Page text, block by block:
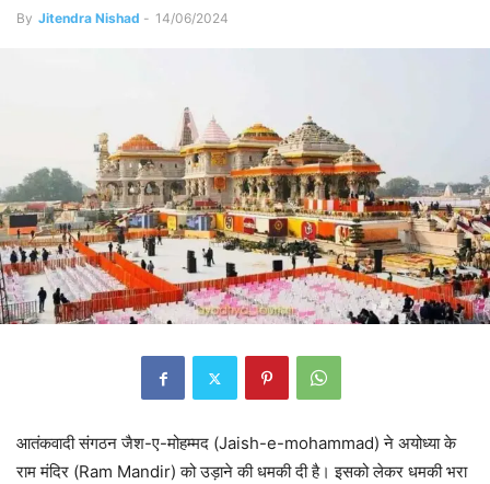
By Jitendra Nishad - 14/06/2024
आतंकवादी संगठन जैश-ए-मोहम्मद (Jaish-e-mohammad) ने अयोध्या के
राम मंदिर (Ram Mandir) को उड़ाने की धमकी दी है। इसको लेकर धमकी भरा